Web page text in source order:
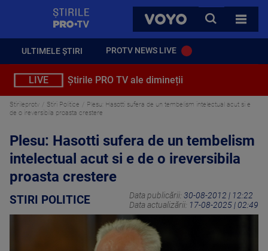
VOYO
CAUTA
TOATE
ULTIMELE ȘTIRI PROTV NEWS LIVE
LIVE Știrile PRO TV ale dimineții
Stirileprotv Stiri Politice
Plesu: Hasotti sufera de un tembelism intelectual acut si e
de o ireversibila proasta crestere
Plesu: Hasotti sufera de un tembelism
intelectual acut si e de o ireversibila
proasta crestere
STIRI POLITICE Data publicării: 30-08-2012 | 12:22
Data actualizării: 17-08-2025 | 02:49